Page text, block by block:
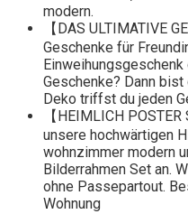
modern.
【DAS ULTIMATIVE
Geschenke für
Geschenke? Dann
Deko triffst du jeden
【HEIMLICH
unsere hochwärtigen
wohnzimmer modern
Bilderrahmen Set an.
ohne Passepartout.
Wohnung